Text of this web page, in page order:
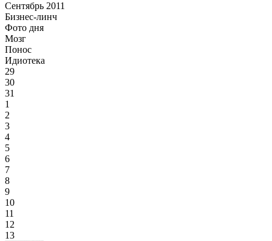
Сентябрь 2011
Бизнес-линч
Фото дня
Мозг
Понос
Идиотека
29
30
31
1
2
3
4
5
6
7
8
9
10
11
12
13